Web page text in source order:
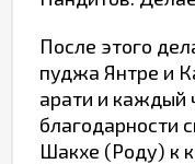
После этого
пуджа Янтре и
арати и каждый
благодарности
Шакхе (Роду) к